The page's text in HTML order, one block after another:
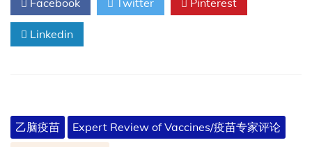
市
实
疫
苗
Facebook Twitter Pinterest
Linkedin
乙脑疫苗
Expert Review of Vaccines/疫苗专家评论